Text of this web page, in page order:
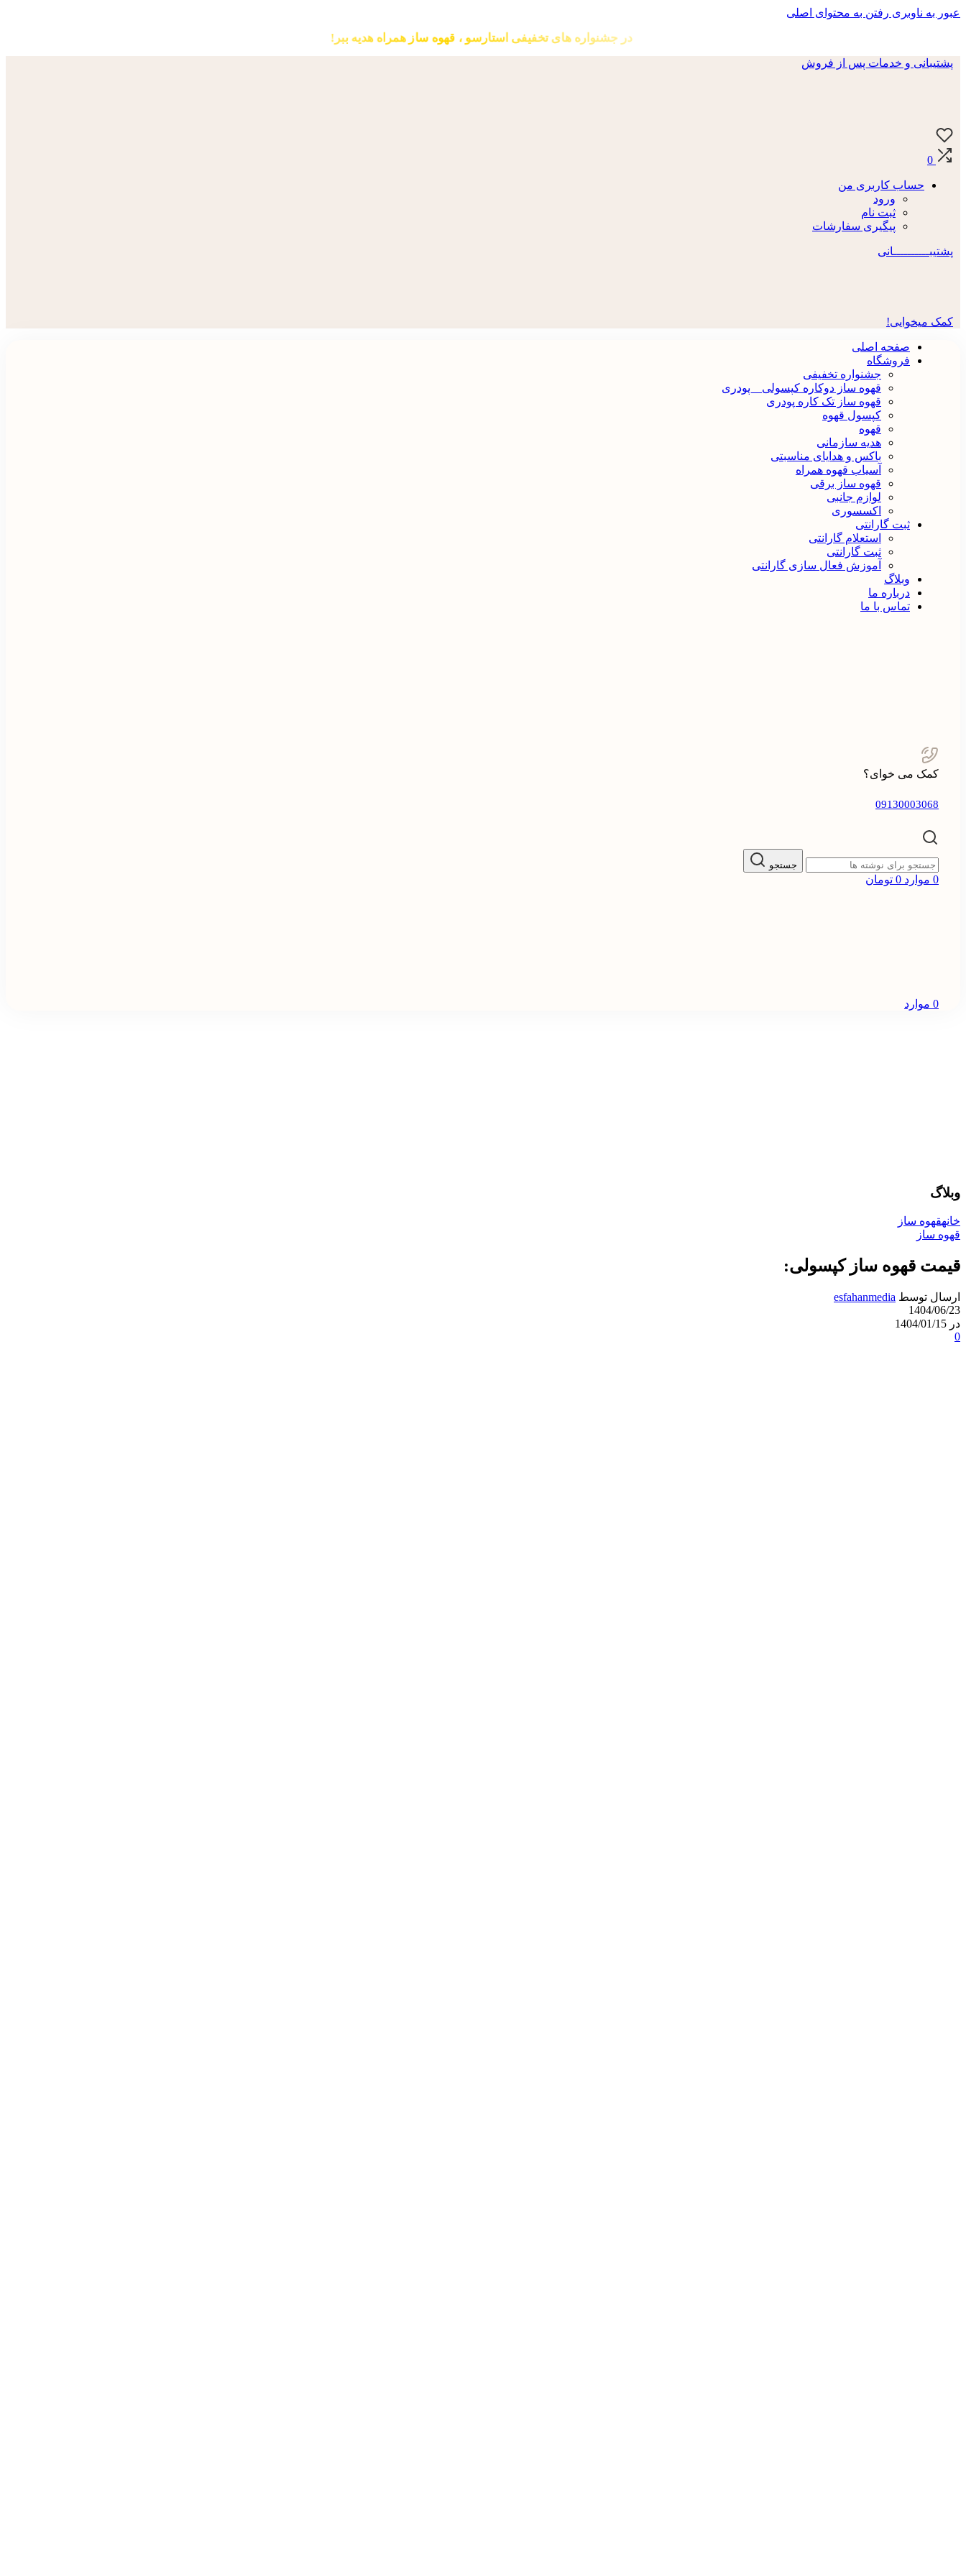
عبور به ناوبری رفتن به محتوای اصلی
در جشنواره های تخفیفی استارسو ، قهوه ساز همراه هدیه ببر!
پشتیبانی و خدمات پس از فروش
0
حساب کاربری من
ورود
ثبت نام
پیگیری سفارشات
پشتیبــــــــــانی
کمک میخوایی!
صفحه اصلی
فروشگاه
جشنواره تخفیفی
قهوه ساز دوکاره کپسولی _ پودری
قهوه‌ ساز تک کاره پودری
کپسول قهوه
قهوه
هدیه سازمانی
باکس و هدایای مناسبتی
آسیاب قهوه همراه
قهوه ساز برقی
لوازم جانبی
اکسسوری
ثبت گارانتی
استعلام گارانتی
ثبت گارانتی
آموزش فعال سازی گارانتی
وبلاگ
درباره ما
تماس با ما
کمک می خوای؟
09130003068
جستجو
0 موارد 0 تومان
0 موارد
وبلاگ
خانهقهوه ساز
قهوه ساز
قیمت قهوه ساز کپسولی:
ارسال توسط esfahanmedia
1404/06/23
در 1404/01/15
0